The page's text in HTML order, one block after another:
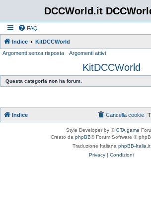
DCCWorld.it
FAQ
Indice KitDCCWorld
Argomenti senza risposta Argomenti attivi
KitDCCWorld
Questa categoria non ha forum.
Indice Cancella cookie
Style Developer by ©GTA game
Creato da phpBB® Forum Software ©
Traduzione Italiana phpBB-Italia.it
Privacy | Condizioni